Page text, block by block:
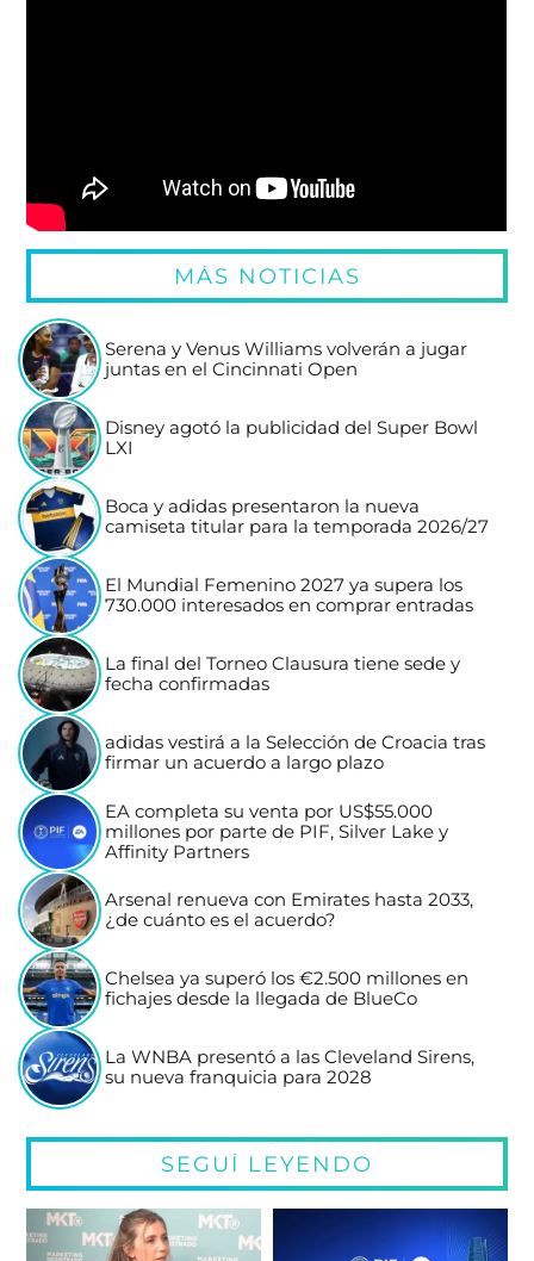
MÁS NOTICIAS
Serena y Venus Williams volverán a jugar
juntas en el Cincinnati Open
Disney agotó la publicidad del Super Bowl
LXI
Boca y adidas presentaron la nueva
camiseta titular para la temporada 2026/27
El Mundial Femenino 2027 ya supera los
730.000 interesados en comprar entradas
La final del Torneo Clausura tiene sede y
fecha confirmadas
adidas vestirá a la Selección de Croacia tras
firmar un acuerdo a largo plazo
EA completa su venta por US$55.000
millones por parte de PIF, Silver Lake y
Affinity Partners
Arsenal renueva con Emirates hasta 2033,
¿de cuánto es el acuerdo?
Chelsea ya superó los €2.500 millones en
fichajes desde la llegada de BlueCo
La WNBA presentó a las Cleveland Sirens,
su nueva franquicia para 2028
SEGUÍ LEYENDO